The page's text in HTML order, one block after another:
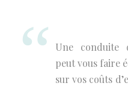
Une conduite
peut vous faire
sur vos coûts